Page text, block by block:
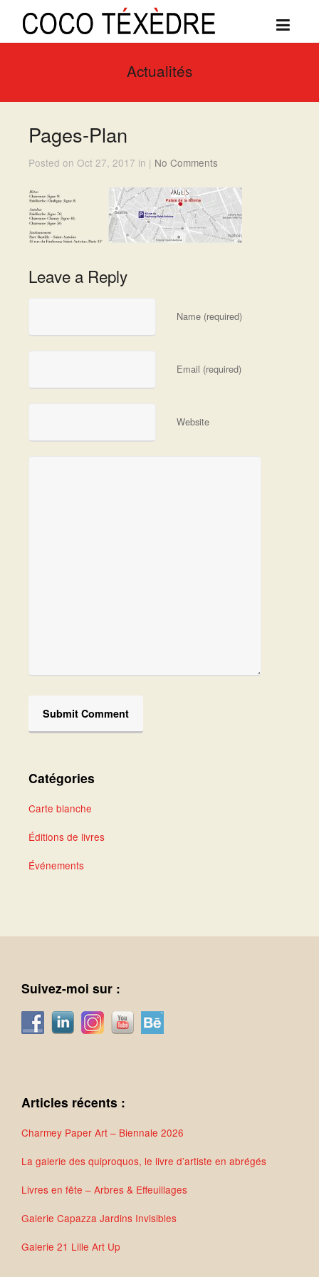
Actualités
Pages-Plan
Posted on Oct 27, 2017 in | No Comments
Leave a Reply
Name (required)
Email (required)
Website
Catégories
Carte blanche
Éditions de livres
Événements
Suivez-moi sur :
Articles récents :
Charmey Paper Art – Biennale 2026
La galerie des quiproquos, le livre d’artiste en abrégés
Livres en fête – Arbres & Effeuillages
Galerie Capazza Jardins Invisibles
Galerie 21 Lille Art Up